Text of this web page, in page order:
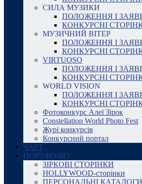
СИЛА МУЗИКИ
ПОЛОЖЕННЯ І
КОНКУРСНІ
МУЗИЧНИЙ ВІТЕР
ПОЛОЖЕННЯ І
КОНКУРСНІ
VIRTUOSO
ПОЛОЖЕННЯ І
КОНКУРСНІ
WORLD VISION
ПОЛОЖЕННЯ І
КОНКУРСНІ
Фотоконкурс Алеї Зірок
Constellation World Photo Fest
Журі конкурсів
Конкурсний портал
ЧАРТ
ПОРТФОЛІО
ЗІРКОВІ СТОРІНКИ
HOLLYWOOD-сторінки
ПЕРСОНАЛЬНІ